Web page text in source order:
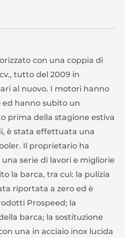
con una coppia di
tutto del 2009 in
al nuovo. I motori hanno
hanno subito un
prima della stagione estiva
è stata effettuata una
Il proprietario ha
serie di lavori e migliorie
la barca, tra cui: la pulizia
riportata a zero ed è
Prospeed; la
barca; la sostituzione
una in acciaio inox lucida